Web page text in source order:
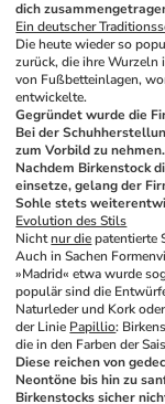
dich
Ein deutscher
Die heute wieder so
zurück, die ihre
von Fußbetteinlagen,
entwickelte.
Gegründet wurde die
Bei der
zum Vorbild zu
Nachdem Birkenstock
einsetze, gelang der
Sohle stets
Evolution des Stils
Nicht nur die patentierte
Auch in Sachen
»Madrid« etwa wurde
populär sind die
Naturleder und Kork oder
der Linie Papillio:
die in den Farben der
Diese reichen von
Neontöne bis hin zu
Birkenstocks sicher